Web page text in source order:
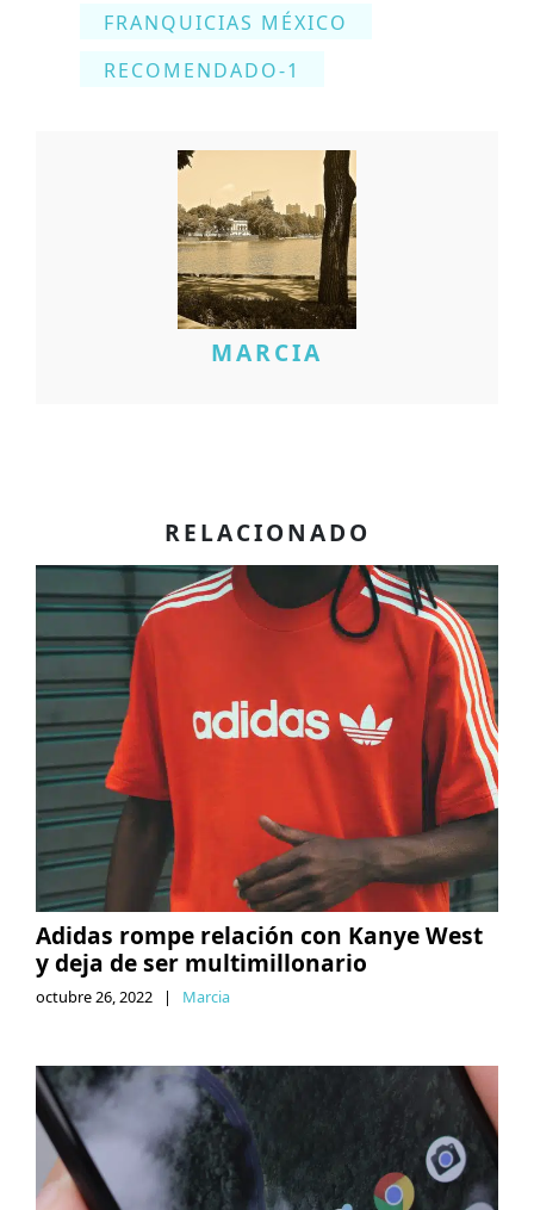
FRANQUICIAS MÉXICO
RECOMENDADO-1
MARCIA
RELACIONADO
Adidas rompe relación con Kanye West
y deja de ser multimillonario
octubre 26, 2022 | Marcia